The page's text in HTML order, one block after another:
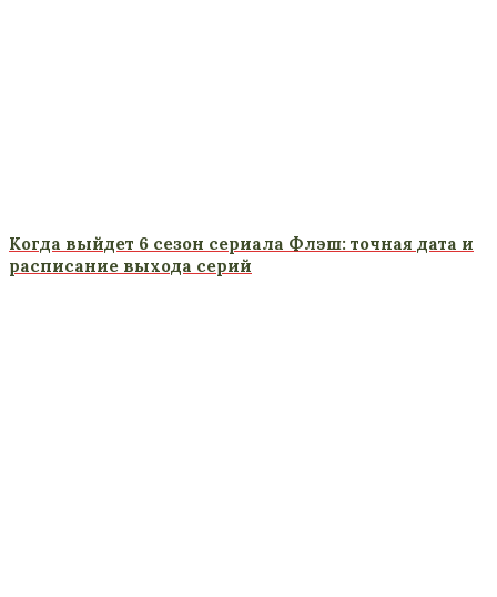
Когда выйдет 6 сезон сериала Флэш: точная дата и
расписание выхода серий